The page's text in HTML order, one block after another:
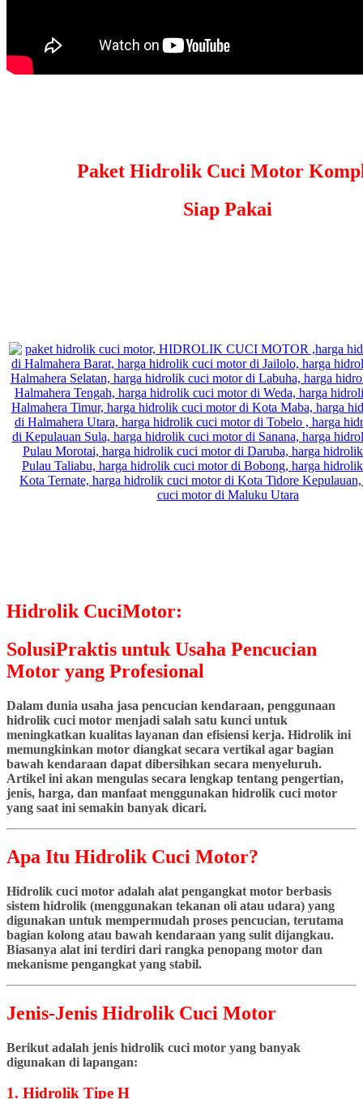
Paket Hidrolik Cuci Motor
Siap Pakai
Hidrolik CuciMotor:
SolusiPraktis untuk Usaha Pencucian
Motor yang Profesional
Dalam dunia usaha jasa pencucian kendaraan, penggunaan
hidrolik cuci motor menjadi salah satu kunci untuk
meningkatkan kualitas layanan dan efisiensi kerja. Hidrolik ini
memungkinkan motor diangkat secara vertikal agar bagian
bawah kendaraan dapat dibersihkan secara menyeluruh.
Artikel ini akan mengulas secara lengkap tentang pengertian,
jenis, harga, dan manfaat menggunakan hidrolik cuci motor
yang saat ini semakin banyak dicari.
Apa Itu Hidrolik Cuci Motor?
Hidrolik cuci motor adalah alat pengangkat motor berbasis
sistem hidrolik (menggunakan tekanan oli atau udara) yang
digunakan untuk mempermudah proses pencucian, terutama
bagian kolong atau bawah kendaraan yang sulit dijangkau.
Biasanya alat ini terdiri dari rangka penopang motor dan
mekanisme pengangkat yang stabil.
Jenis-Jenis Hidrolik Cuci Motor
Berikut adalah jenis hidrolik cuci motor yang banyak
digunakan di lapangan:
1. Hidrolik Tipe H